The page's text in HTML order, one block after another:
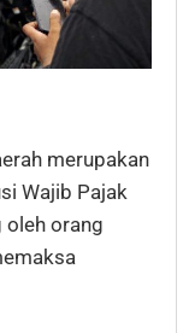
merupakan
Wajib Pajak
oleh orang